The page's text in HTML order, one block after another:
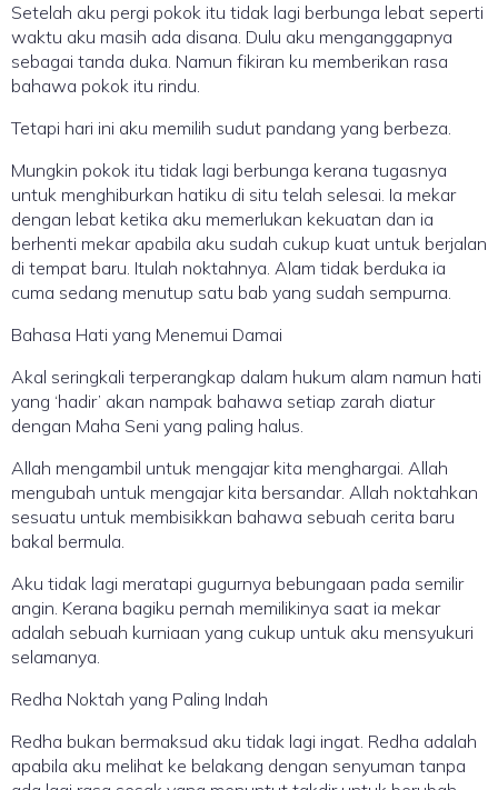
Setelah aku pergi pokok itu tidak lagi berbunga lebat seperti
waktu aku masih ada disana. Dulu aku menganggapnya
sebagai tanda duka. Namun fikiran ku memberikan rasa
bahawa pokok itu rindu.
Tetapi hari ini aku memilih sudut pandang yang berbeza.
Mungkin pokok itu tidak lagi berbunga kerana tugasnya
untuk menghiburkan hatiku di situ telah selesai. Ia mekar
dengan lebat ketika aku memerlukan kekuatan dan ia
berhenti mekar apabila aku sudah cukup kuat untuk berjalan
di tempat baru. Itulah noktahnya. Alam tidak berduka ia
cuma sedang menutup satu bab yang sudah sempurna.
Bahasa Hati yang Menemui Damai
Akal seringkali terperangkap dalam hukum alam namun hati
yang ‘hadir’ akan nampak bahawa setiap zarah diatur
dengan Maha Seni yang paling halus.
Allah mengambil untuk mengajar kita menghargai. Allah
mengubah untuk mengajar kita bersandar. Allah noktahkan
sesuatu untuk membisikkan bahawa sebuah cerita baru
bakal bermula.
Aku tidak lagi meratapi gugurnya bebungaan pada semilir
angin. Kerana bagiku pernah memilikinya saat ia mekar
adalah sebuah kurniaan yang cukup untuk aku mensyukuri
selamanya.
Redha Noktah yang Paling Indah
Redha bukan bermaksud aku tidak lagi ingat. Redha adalah
apabila aku melihat ke belakang dengan senyuman tanpa